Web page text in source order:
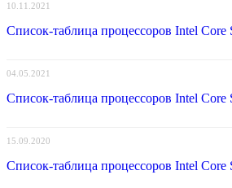
10.11.2021
Список-таблица процессоров Intel Core
04.05.2021
Список-таблица процессоров Intel
15.09.2020
Список-таблица процессоров Intel Core